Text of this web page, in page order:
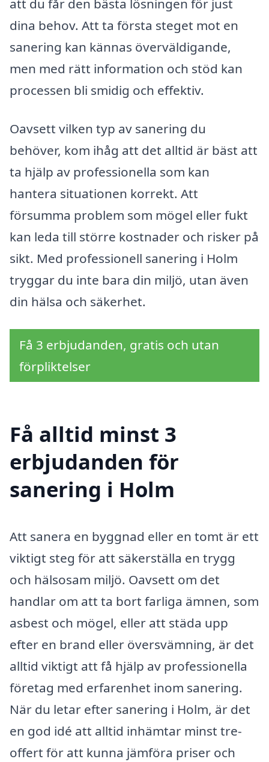
att du får den bästa lösningen för just
dina behov. Att ta första steget mot en
sanering kan kännas överväldigande,
men med rätt information och stöd kan
processen bli smidig och effektiv.
Oavsett vilken typ av sanering du
behöver, kom ihåg att det alltid är bäst att
ta hjälp av professionella som kan
hantera situationen korrekt. Att
försumma problem som mögel eller fukt
kan leda till större kostnader och risker på
sikt. Med professionell sanering i Holm
tryggar du inte bara din miljö, utan även
din hälsa och säkerhet.
Få 3 erbjudanden, gratis och utan
förpliktelser
Få alltid minst 3
erbjudanden för
sanering i Holm
Att sanera en byggnad eller en tomt är ett
viktigt steg för att säkerställa en trygg
och hälsosam miljö. Oavsett om det
handlar om att ta bort farliga ämnen, som
asbest och mögel, eller att städa upp
efter en brand eller översvämning, är det
alltid viktigt att få hjälp av professionella
företag med erfarenhet inom sanering.
När du letar efter sanering i Holm, är det
en god idé att alltid inhämtar minst tre-
offert för att kunna jämföra priser och